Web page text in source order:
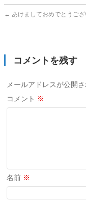
← あけましておめでとうござ
コメントを残す
メールアドレスが公開
コメント ※
名前 ※